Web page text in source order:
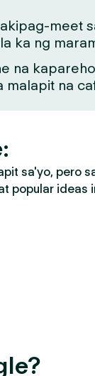
ka ng
na
na
sa'yo, pero
popular ideas